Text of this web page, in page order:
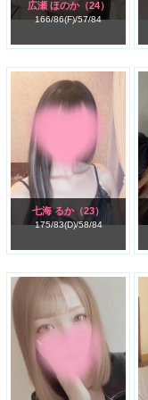
広瀬 ほのか（24）
166/86(F)/57/84
七海 るか（23）
175/83(D)/58/84